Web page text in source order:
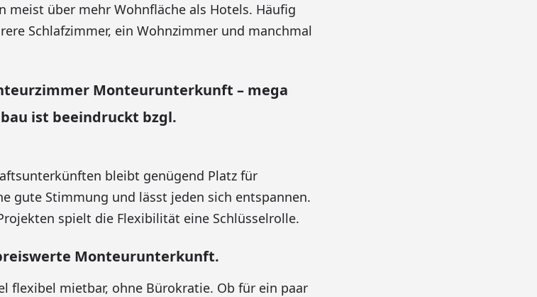
meist über mehr Wohnfläche als Hotels. Häufig
Schlafzimmer, ein Wohnzimmer und manchmal
Monteurunterkunft – mega
ist beeindruckt bzgl.
bleibt genügend Platz für
gute Stimmung und lässt jeden sich entspannen.
spielt die Flexibilität eine Schlüsselrolle.
Monteurunterkunft.
flexibel mietbar, ohne Bürokratie. Ob für ein paar